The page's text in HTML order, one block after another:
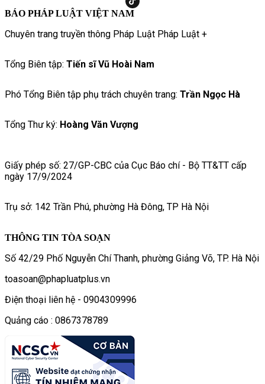
BÁO PHÁP LUẬT VIỆT NAM
Chuyên trang truyền thông Pháp Luật Pháp Luật +
Tổng Biên tập: Tiến sĩ Vũ Hoài Nam
Phó Tổng Biên tập phụ trách chuyên trang: Trần Ngọc Hà
Tổng Thư ký: Hoàng Văn Vượng
Giấy phép số: 27/GP-CBC của Cục Báo chí - Bộ TT&TT cấp
ngày 17/9/2024
Trụ sở: 142 Trần Phú, phường Hà Đông, TP Hà Nội
THÔNG TIN TÒA SOẠN
Số 42/29 Phố Nguyễn Chí Thanh, phường Giảng Võ, TP. Hà Nội
toasoan@phapluatplus.vn
Điện thoại liên hệ - 0904309996
Quảng cáo : 0867378789